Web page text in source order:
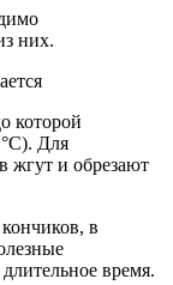
них.
которой
Для
жгут и обрезают
в
время.